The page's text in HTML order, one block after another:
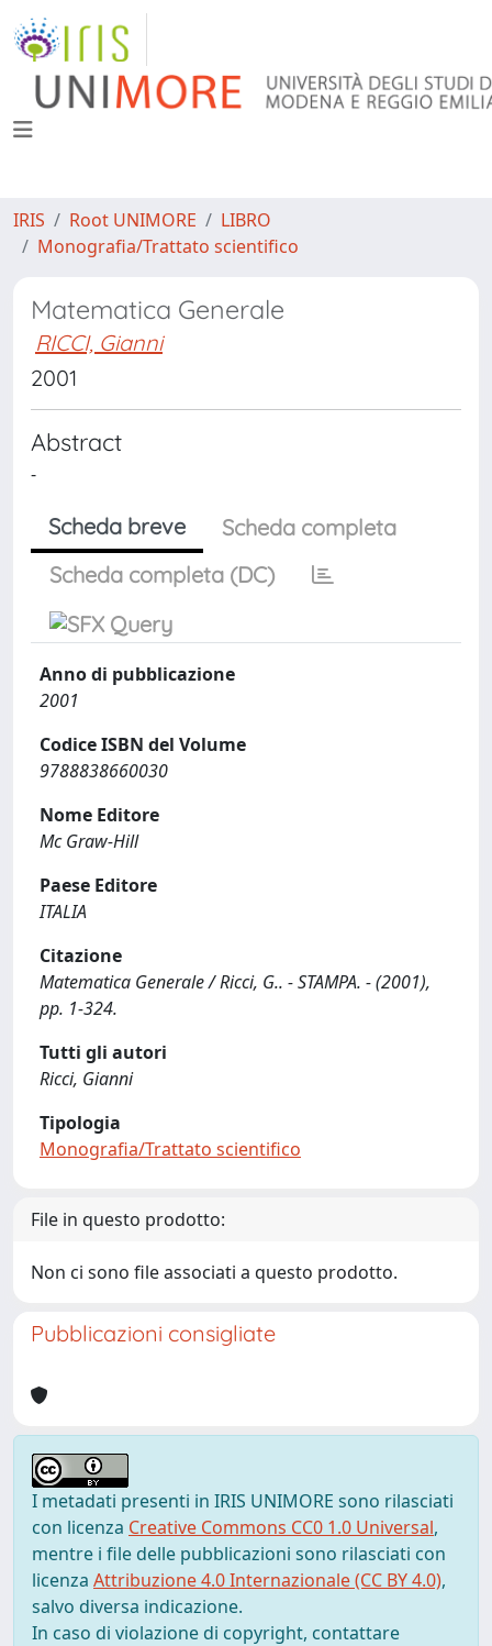
IRIS Root UNIMORE
LIBRO
Monografia/Trattato scientifico
Matematica Generale
RICCI, Gianni
2001
Abstract
-
Scheda breve
Scheda completa
Scheda completa (DC)
Anno di pubblicazione
2001
Codice ISBN del Volume
9788838660030
Nome Editore
Mc Graw-Hill
Paese Editore
ITALIA
Citazione
Matematica Generale / Ricci, G.. - STAMPA. - (2001),
pp. 1-324.
Tutti gli autori
Ricci, Gianni
Tipologia
Monografia/Trattato scientifico
File in questo prodotto:
Non ci sono file associati a questo prodotto.
Pubblicazioni consigliate
I metadati presenti in IRIS UNIMORE sono rilasciati
con licenza Creative Commons CC0 1.0 Universal,
mentre i file delle pubblicazioni sono rilasciati con
licenza Attribuzione 4.0 Internazionale (CC BY 4.0),
salvo diversa indicazione.
In caso di violazione di copyright, contattare